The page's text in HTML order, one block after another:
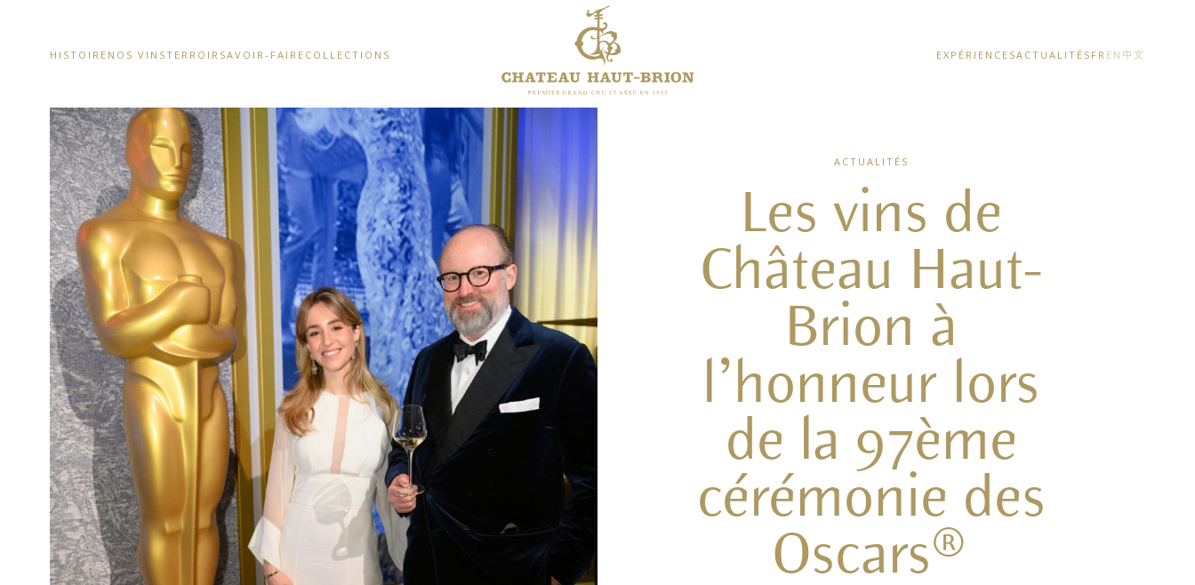
HISTOIRE NOS VINSTERROIR SAVOIR-FAIRE COLLECTIONS EXPÉRIENCESACTUALITÉS FR EN 中文
ACTUALITÉS
Les vins de
Château Haut-
Brion à
l’honneur lors
de la 97ème
cérémonie des
Oscars®